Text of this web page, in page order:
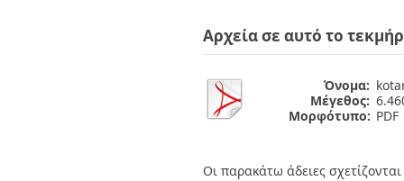
Αρχεία σε αυτό το
Όνομα:
Μέγεθος:
Μορφότυπο: PDF
Οι παρακάτω άδειες